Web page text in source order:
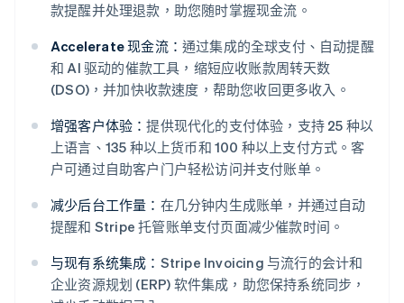
款提醒并处理退款，助您随时掌握现金流。
Accelerate 现金流： 通过集成的全球支付、自动提醒
和 AI 驱动的催款工具，缩短应收账款周转天数
(DSO)，并加快收款速度，帮助您收回更多收入。
增强客户体验：提供现代化的支付体验，支持 25 种以
上语言、135 种以上货币和 100 种以上支付方式。客
户可通过自助客户门户轻松访问并支付账单。
减少后台工作量： 在几分钟内生成账单，并通过自动
提醒和 Stripe 托管账单支付页面减少催款时间。
与现有系统集成： Stripe Invoicing 与流行的会计和
企业资源规划 (ERP) 软件集成，助您保持系统同步，
阿联酋
English
爱尔兰
English
爱沙尼亚
English
奥地利
澳大利亚
English